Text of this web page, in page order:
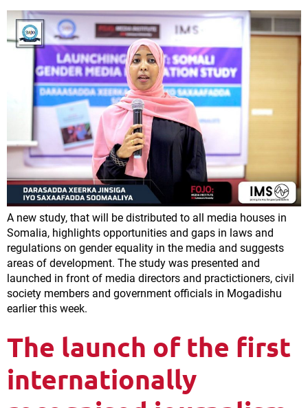
A new study, that will be distributed to all media houses in
Somalia, highlights opportunities and gaps in laws and
regulations on gender equality in the media and suggests
areas of development. The study was presented and
launched in front of media directors and practictioners, civil
society members and government officials in Mogadishu
earlier this week.
The launch of the first
internationally